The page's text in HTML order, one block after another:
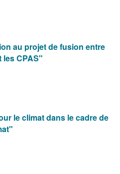
au projet de fusion entre
les CPAS"
le climat dans le cadre de